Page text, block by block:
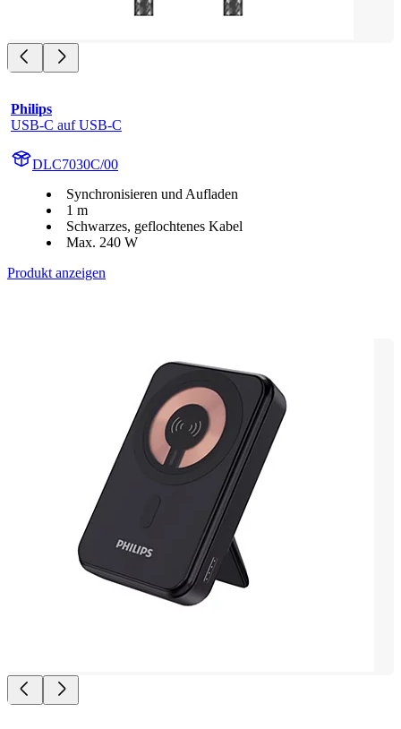
Philips
USB-C auf USB-C
DLC7030C/00
Synchronisieren und Aufladen
1 m
Schwarzes, geflochtenes Kabel
Max. 240 W
Produkt anzeigen